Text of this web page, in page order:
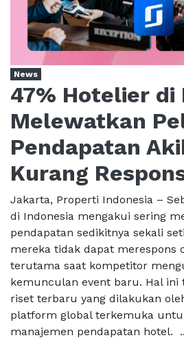
News
47% Hotelier di
Melewatkan
Pendapatan
Kurang
Jakarta, Properti Indonesia –
di Indonesia mengakui sering
pendapatan sedikitnya sekali
mereka tidak dapat merespons
terutama saat kompetitor
kemunculan event baru. Hal ini
riset terbaru yang dilakukan
platform global terkemuka
manajemen pendapatan hotel.